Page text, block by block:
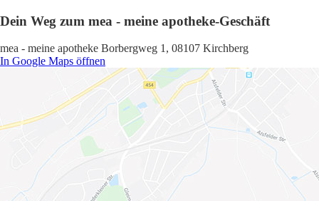
Dein Weg zum mea - meine apotheke-Geschäft
mea - meine apotheke Borbergweg 1, 08107 Kirchberg
In Google Maps öffnen